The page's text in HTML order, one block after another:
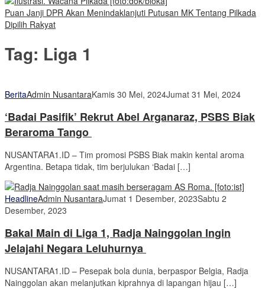
Puan Janji DPR Akan Menindaklanjuti Putusan MK Tentang Pilkada
Dipilih Rakyat
Tag: Liga 1
BeritaAdmin NusantaraKamis 30 Mei, 2024Jumat 31 Mei, 2024
‘Badai Pasifik’ Rekrut Abel Arganaraz, PSBS Biak
Beraroma Tango
NUSANTARA1.ID – Tim promosi PSBS Biak makin kental aroma
Argentina. Betapa tidak, tim berjulukan ‘Badai […]
HeadlineAdmin NusantaraJumat 1 Desember, 2023Sabtu 2
Desember, 2023
Bakal Main di Liga 1, Radja Nainggolan Ingin
Jelajahi Negara Leluhurnya
NUSANTARA1.ID – Pesepak bola dunia, berpaspor Belgia, Radja
Nainggolan akan melanjutkan kiprahnya di lapangan hijau […]